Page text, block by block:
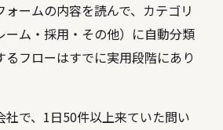
ームの内容を読んで、カテゴリ
ーム・採用・その他）に自動分類
るフローはすでに実用段階にあり
社で、1日50件以上来ていた問い